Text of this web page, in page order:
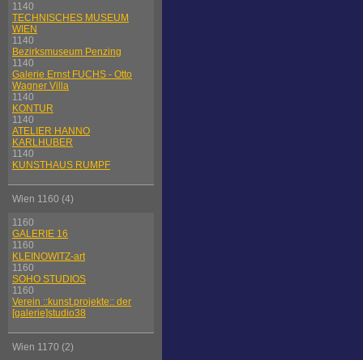
1140
TECHNISCHES MUSEUM
WIEN
1140
Bezirksmuseum Penzing
1140
Galerie Ernst FUCHS - Otto
Wagner Villa
1140
KONTUR
1140
ATELIER HANNO
KARLHUBER
1140
KUNSTHAUS RUMPF
Wien 1160 (4)
1160
GALERIE 16
1160
KLEINOWITZ-art
1160
SOHO STUDIOS
1160
Verein ::kunst.projekte:: der
[galerie]studio38
Wien 1170 (2)